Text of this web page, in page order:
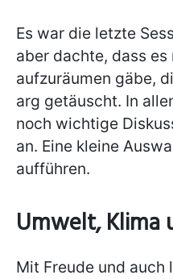
Es war die letzte
aber dachte, dass
aufzuräumen gäbe,
arg getäuscht. In
noch wichtige
an. Eine kleine
aufführen.
Umwelt, Klima
Mit Freude und auch